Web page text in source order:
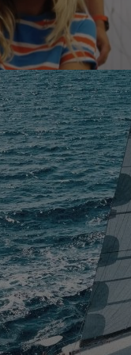
de bonheur,
fortes et de
vous devez au